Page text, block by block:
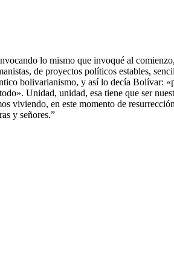
lo mismo que invoqué al
de proyectos políticos estables,
bolivarianismo, y así lo decía Bolívar:
Unidad, unidad, esa tiene que ser
viviendo, en este momento de
y señores.”